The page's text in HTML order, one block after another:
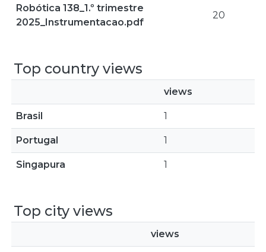
Robótica 138_1.º trimestre
2025_Instrumentacao.pdf
20
Top country views
views
Brasil 1
Portugal 1
Singapura 1
Top city views
views